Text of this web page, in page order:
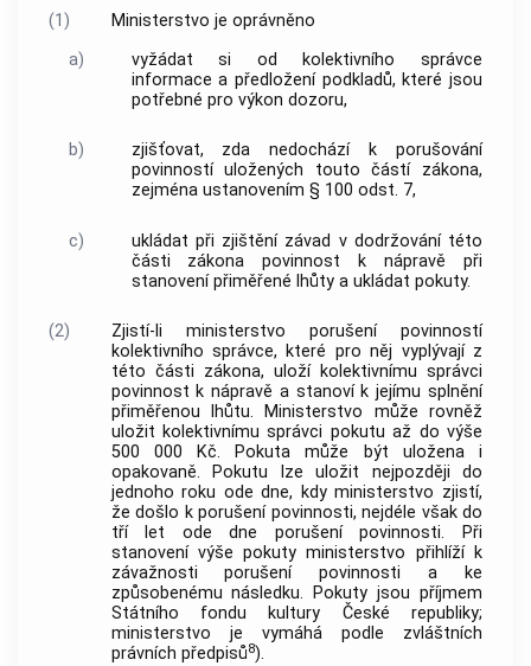
(1)
Ministerstvo je oprávněno
a)
vyžádat si od kolektivního správce
informace a předložení podkladů, které jsou
potřebné pro výkon dozoru,
b)
zjišťovat, zda nedochází k porušování
povinností uložených touto částí zákona,
zejména ustanovením § 100 odst. 7,
c)
ukládat při zjištění závad v dodržování této
části zákona povinnost k nápravě při
stanovení přiměřené lhůty a ukládat pokuty.
(2)
Zjistí-li ministerstvo porušení povinností
kolektivního správce, které pro něj vyplývají z
této části zákona, uloží kolektivnímu správci
povinnost k nápravě a stanoví k jejímu splnění
přiměřenou lhůtu. Ministerstvo může rovněž
uložit kolektivnímu správci pokutu až do výše
500 000 Kč. Pokuta může být uložena i
opakovaně. Pokutu lze uložit nejpozději do
jednoho roku ode dne, kdy ministerstvo zjistí,
že došlo k porušení povinnosti, nejdéle však do
tří let ode dne porušení povinnosti. Při
stanovení výše pokuty ministerstvo přihlíží k
závažnosti porušení povinnosti a ke
způsobenému následku. Pokuty jsou příjmem
Státního fondu kultury České republiky;
ministerstvo je vymáhá podle zvláštních
právních předpisů8).